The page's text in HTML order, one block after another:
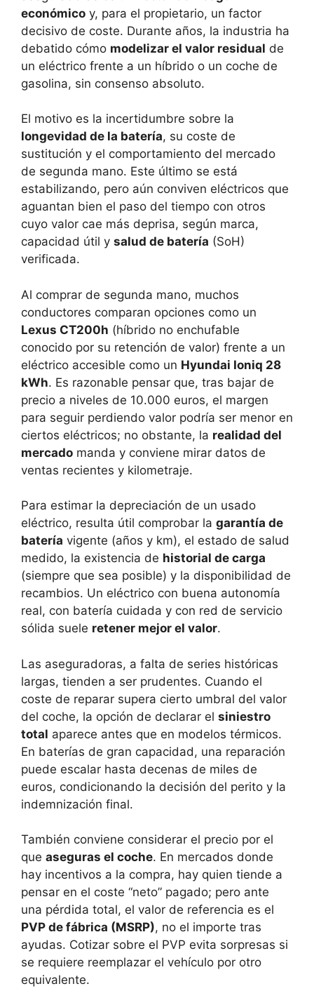
económico y, para el propietario, un factor
decisivo de coste. Durante años, la industria ha
debatido cómo modelizar el valor residual de
un eléctrico frente a un híbrido o un coche de
gasolina, sin consenso absoluto.
El motivo es la incertidumbre sobre la
longevidad de la batería, su coste de
sustitución y el comportamiento del mercado
de segunda mano. Este último se está
estabilizando, pero aún conviven eléctricos que
aguantan bien el paso del tiempo con otros
cuyo valor cae más deprisa, según marca,
capacidad útil y salud de batería (SoH)
verificada.
Al comprar de segunda mano, muchos
conductores comparan opciones como un
Lexus CT200h (híbrido no enchufable
conocido por su retención de valor) frente a un
eléctrico accesible como un Hyundai Ioniq 28
kWh. Es razonable pensar que, tras bajar de
precio a niveles de 10.000 euros, el margen
para seguir perdiendo valor podría ser menor en
ciertos eléctricos; no obstante, la realidad del
mercado manda y conviene mirar datos de
ventas recientes y kilometraje.
Para estimar la depreciación de un usado
eléctrico, resulta útil comprobar la garantía de
batería vigente (años y km), el estado de salud
medido, la existencia de historial de carga
(siempre que sea posible) y la disponibilidad de
recambios. Un eléctrico con buena autonomía
real, con batería cuidada y con red de servicio
sólida suele retener mejor el valor.
Las aseguradoras, a falta de series históricas
largas, tienden a ser prudentes. Cuando el
coste de reparar supera cierto umbral del valor
del coche, la opción de declarar el siniestro
total aparece antes que en modelos térmicos.
En baterías de gran capacidad, una reparación
puede escalar hasta decenas de miles de
euros, condicionando la decisión del perito y la
indemnización final.
También conviene considerar el precio por el
que aseguras el coche. En mercados donde
hay incentivos a la compra, hay quien tiende a
pensar en el coste “neto” pagado; pero ante
una pérdida total, el valor de referencia es el
PVP de fábrica (MSRP), no el importe tras
ayudas. Cotizar sobre el PVP evita sorpresas si
se requiere reemplazar el vehículo por otro
equivalente.